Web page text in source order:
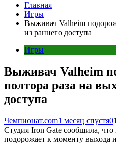
Главная
Игры
Выживач Valheim
из раннего доступа
Игры
Выживач Valheim
полтора раза на
доступа
Чемпионат.com1 месяц спустя0
Студия Iron Gate сообщила,
подорожает к моменту выхода